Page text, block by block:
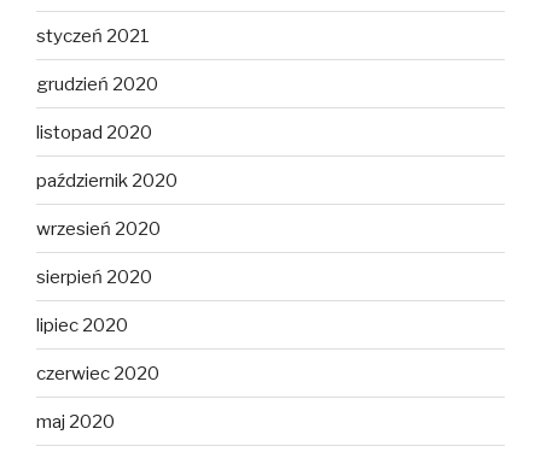
styczeń 2021
grudzień 2020
listopad 2020
październik 2020
wrzesień 2020
sierpień 2020
lipiec 2020
czerwiec 2020
maj 2020